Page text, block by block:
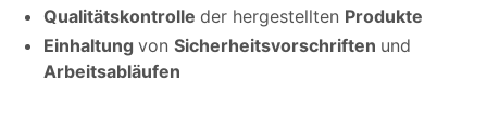
Qualitätskontrolle der hergestellten Produkte
Einhaltung von Sicherheitsvorschriften und
Arbeitsabläufen